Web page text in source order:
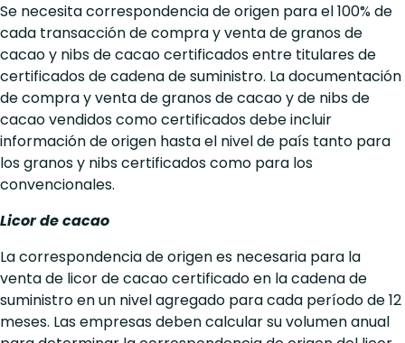
Se necesita correspondencia de origen para el 100% de
cada transacción de compra y venta de granos de
cacao y nibs de cacao certificados entre titulares de
certificados de cadena de suministro. La documentación
de compra y venta de granos de cacao y de nibs de
cacao vendidos como certificados debe incluir
información de origen hasta el nivel de país tanto para
los granos y nibs certificados como para los
convencionales.
Licor de cacao
La correspondencia de origen es necesaria para la
venta de licor de cacao certificado en la cadena de
suministro en un nivel agregado para cada período de 12
meses. Las empresas deben calcular su volumen anual